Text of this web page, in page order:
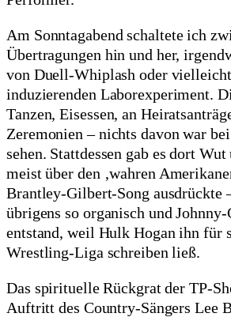
Am Sonntagabend schaltete ich
Übertragungen hin und her,
von Duell-Whiplash oder
induzierenden Laborexperiment.
Tanzen, Eisessen, an
Zeremonien – nichts davon war
sehen. Stattdessen gab es dort
meist über den ‚wahren
Brantley-Gilbert-Song ausdrückte
übrigens so organisch und
entstand, weil Hulk Hogan ihn für
Wrestling-Liga schreiben ließ.
Das spirituelle Rückgrat der TP-
Auftritt des Country-Sängers Lee